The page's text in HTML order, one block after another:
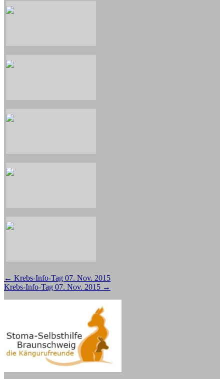
Beitragsnavigation
← Krebs-Info-Tag 07. Nov. 2015
Krebs-Info-Tag 07. Nov. 2015 →